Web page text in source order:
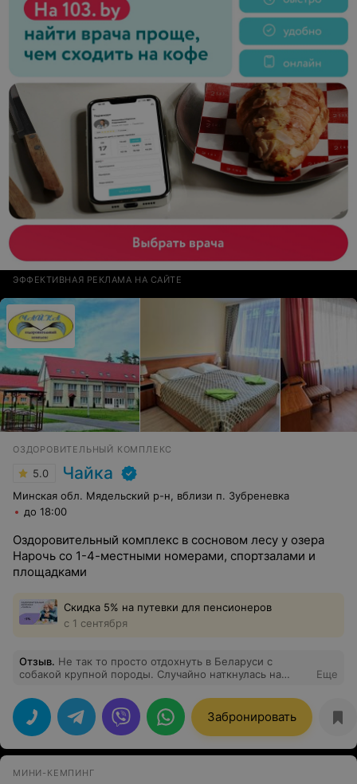
ЭФФЕКТИВНАЯ РЕКЛАМА НА САЙТЕ
ОЗДОРОВИТЕЛЬНЫЙ КОМПЛЕКС
5.0 Чайка
Минская обл. Мядельский р-н, вблизи п. Зубреневка
до 18:00
Оздоровительный комплекс в сосновом лесу у озера
Нарочь со 1-4-местными номерами, спортзалами и
площадками
Скидка 5% на путевки для пенсионеров
с 1 сентября
Отзыв. Не так то просто отдохнуть в Беларуси с
собакой крупной породы. Случайно наткнулась на
собакой без проблем. Номер студио достаточно
большой и теплый. Нас все устроило. Питание выше
всяких похвал. Ирине Николаевне отдельное спасибо
за теплоту общения и вкусную еду. Природа шикарная,
а воздухом не возможно надышаться. Озеро в шаговой
показалось раем.
Еще
Забронировать
МИНИ-КЕМПИНГ